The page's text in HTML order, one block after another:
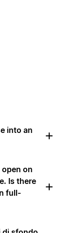
into an
open on
Is there
full-